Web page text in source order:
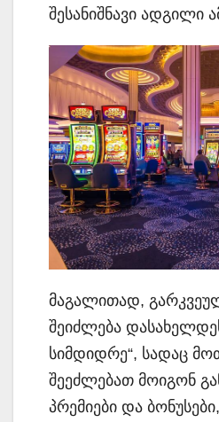
შესანიშნავი ადგილი
მაგალითად,
შეიძლება
სიმდიდრე“, სადაც
შეეძლებათ მოიგონ
პრემიები და